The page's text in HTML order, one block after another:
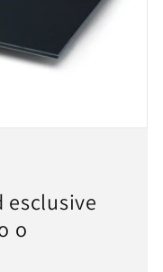
esclusive
o